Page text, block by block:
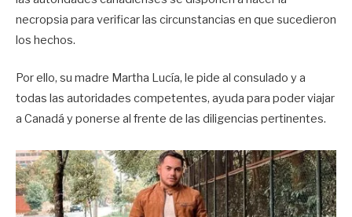
necropsia para verificar las circunstancias en que sucedieron
los hechos.
Por ello, su madre Martha Lucía, le pide al consulado y a
todas las autoridades competentes, ayuda para poder viajar
a Canadá y ponerse al frente de las diligencias pertinentes.